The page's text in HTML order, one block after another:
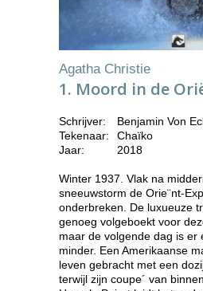
Agatha Christie
1. Moord in de
Schrijver:
Benjamin Von
Tekenaar:
Chaïko
Jaar:
2018
Winter 1937. Vlak na
sneeuwstorm de Orie¨nt-
onderbreken. De luxueuze
genoeg volgeboekt voor
maar de volgende dag is er
minder. Een Amerikaanse
leven gebracht met een
terwijl zijn coupe´ van